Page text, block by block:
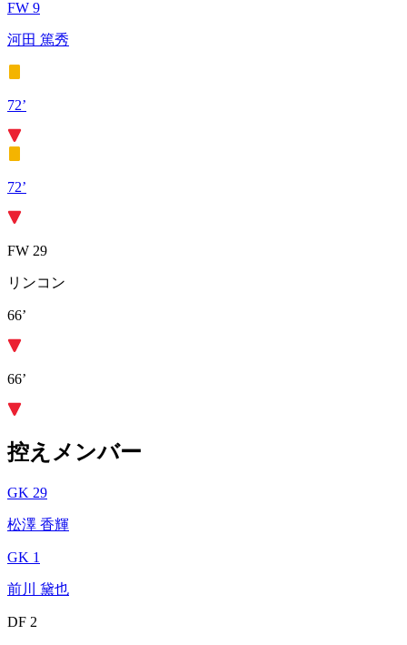
FW 9
河田 篤秀
72’
72’
FW 29
リンコン
66’
66’
控えメンバー
GK 29
松澤 香輝
GK 1
前川 黛也
DF 2